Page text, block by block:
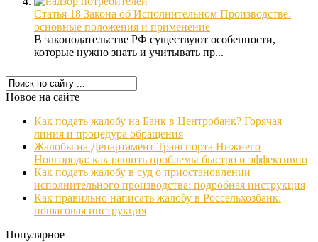
Статья 18 Закона об Исполнительном Производстве:
основные положения и применение
В законодательстве РФ существуют особенности,
которые нужно знать и учитывать пр...
Новое на сайте
Как подать жалобу на Банк в Центробанк? Горячая
линия и процедура обращения
Жалобы на Департамент Транспорта Нижнего
Новгорода: как решить проблемы быстро и эффективно
Как подать жалобу в суд о приостановлении
исполнительного производства: подробная инструкция
Как правильно написать жалобу в Россельхозбанк:
пошаговая инструкция
Популярное